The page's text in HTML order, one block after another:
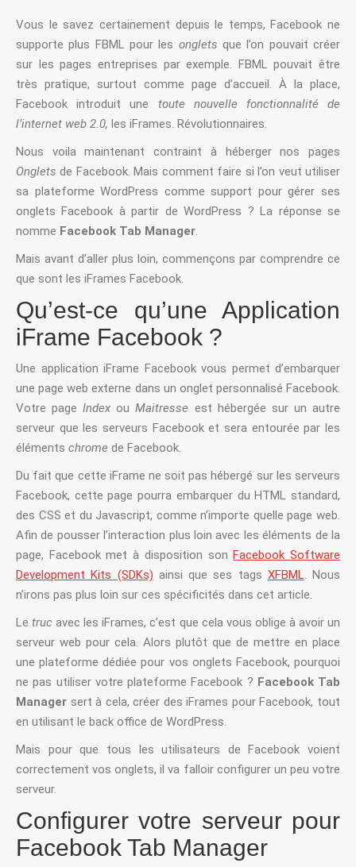
Vous le savez certainement depuis le temps, Facebook ne
supporte plus FBML pour les onglets que l’on pouvait créer
sur les pages entreprises par exemple. FBML pouvait être
très pratique, surtout comme page d’accueil. À la place,
Facebook introduit une toute nouvelle fonctionnalité de
l’internet web 2.0, les iFrames. Révolutionnaires.
Nous voila maintenant contraint à héberger nos pages
Ongletsde Facebook. Mais comment faire si l’on veut utiliser
sa plateforme WordPress comme support pour gérer ses
onglets Facebook à partir de WordPress ? La réponse se
nomme Facebook Tab Manager.
Mais avant d’aller plus loin, commençons par comprendre ce
que sont les iFrames Facebook.
Qu’est-ce qu’une Application
iFrame Facebook ?
Une application iFrame Facebook vous permet d’embarquer
une page web externe dans un onglet personnalisé Facebook.
Votre pageIndexouMaitresse est hébergée sur un autre
serveur que les serveurs Facebook et sera entourée par les
éléments chrome de Facebook.
Du fait que cette iFrame ne soit pas hébergé sur les serveurs
Facebook, cette page pourra embarquer du HTML standard,
des CSS et du Javascript, comme n’importe quelle page web.
Afin de pousser l’interaction plus loin avec les éléments de la
page, Facebook met à disposition sonFacebook Software
Development Kits (SDKs) ainsi que ses tags XFBML. Nous
n’irons pas plus loin sur ces spécificités dans cet article.
Letruc avec les iFrames, c’est que cela vous oblige à avoir un
serveur web pour cela. Alors plutôt que de mettre en place
une plateforme dédiée pour vos onglets Facebook, pourquoi
ne pas utiliser votre plateforme Facebook ? Facebook Tab
Manager sert à cela, créer des iFrames pour Facebook, tout
en utilisant le back office de WordPress.
Mais pour que tous les utilisateurs de Facebook voient
correctement vos onglets, il va falloir configurer un peu votre
serveur.
Configurer votre serveur pour
Facebook Tab Manager